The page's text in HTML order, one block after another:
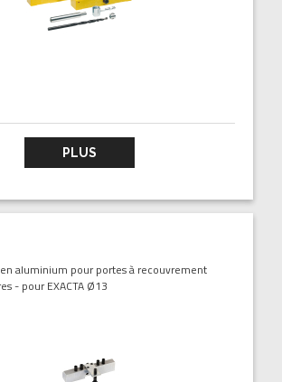
PLUS
aluminium pour portes à recouvrement
- pour EXACTA Ø13